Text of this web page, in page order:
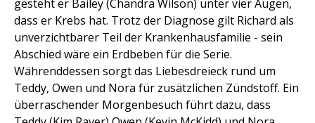
gesteht er Bailey (Chandra Wilson) unter vier Augen,
dass er Krebs hat. Trotz der Diagnose gilt Richard als
unverzichtbarer Teil der Krankenhausfamilie - sein
Abschied wäre ein Erdbeben für die Serie.
Währenddessen sorgt das Liebesdreieck rund um
Teddy, Owen und Nora für zusätzlichen Zündstoff. Ein
überraschender Morgenbesuch führt dazu, dass